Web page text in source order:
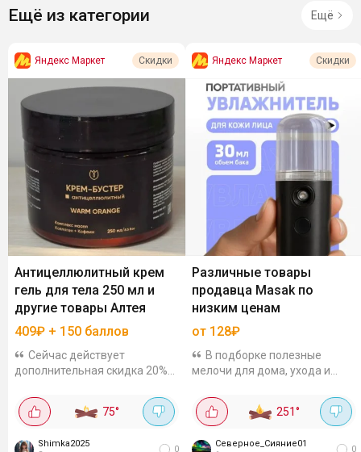
Ещё из категории Ещё
Яндекс Маркет Скидки
Антицеллюлитный крем
гель для тела 250 мл и
другие товары Алтея
409₽ + 150 баллов
Сейчас действует
дополнительная скидка 20%
ещё на некоторые товары
начисляют баллы Плюса за
крем гель для тела...
75°
Shimka2025
0
Яндекс Маркет Скидки
Различные товары
продавца Masak по
низким ценам
от 128₽
В подборке полезные
мелочи для дома, ухода и
Щётка для сухого массажа за
134₽. Антицеллюлитная,
щетиной....
251°
Северное_Сияние01
0